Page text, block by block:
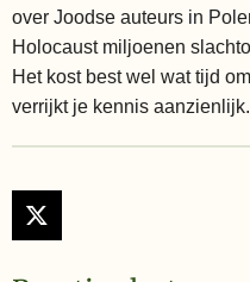
over Joodse auteurs in
Holocaust miljoenen
Het kost best wel wat tijd
verrijkt je kennis aanzienlijk.
X